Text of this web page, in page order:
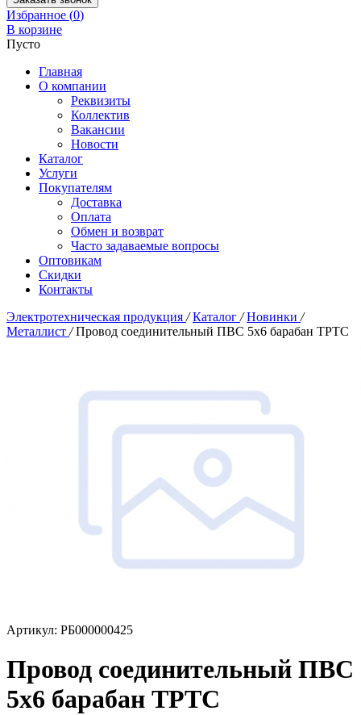
Избранное (0)
В корзине
Пусто
Главная
О компании
Реквизиты
Коллектив
Вакансии
Новости
Каталог
Услуги
Покупателям
Доставка
Оплата
Обмен и возврат
Часто задаваемые вопросы
Оптовикам
Скидки
Контакты
Электротехническая продукция / Каталог / Новинки /
Металлист / Провод соединительный ПВС 5х6 барабан ТРТС
Артикул: РБ000000425
Провод соединительный ПВС
5х6 барабан ТРТС